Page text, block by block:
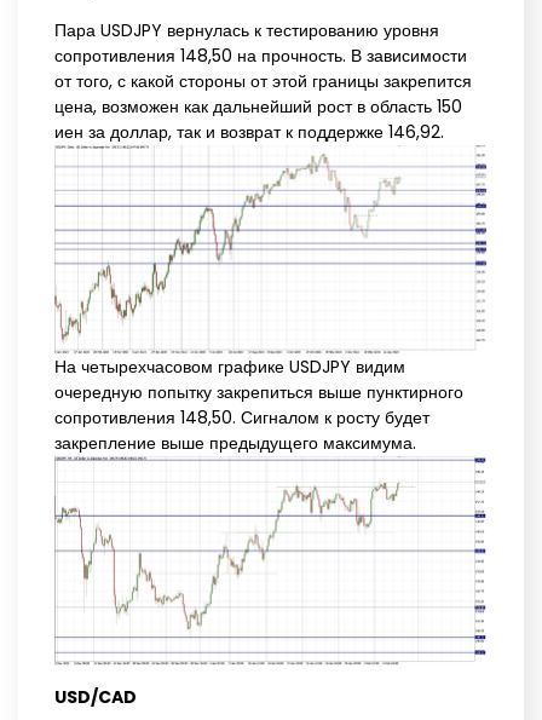
Пара USDJPY вернулась к тестированию уровня
сопротивления 148,50 на прочность. В зависимости
от того, с какой стороны от этой границы закрепится
цена, возможен как дальнейший рост в область 150
иен за доллар, так и возврат к поддержке 146,92.
На четырехчасовом графике USDJPY видим
очередную попытку закрепиться выше пунктирного
сопротивления 148,50. Сигналом к росту будет
закрепление выше предыдущего максимума.
USD/CAD